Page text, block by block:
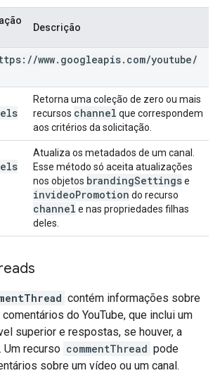
Descrição
//www. googleapis. com/youtube/
Retorna uma coleção de zero ou mais
recursos channel que correspondem
aos critérios da solicitação.
Atualiza os metadados de um canal.
Esse método só aceita atualizações
nos objetos brandingSettingse
invideoPromotion do recurso
channel e nas propriedades filhas
deles.
contém informações sobre
do YouTube, que inclui um
superior e respostas, se houver, a
Um recurso commentThread pode
sobre um vídeo ou um canal.